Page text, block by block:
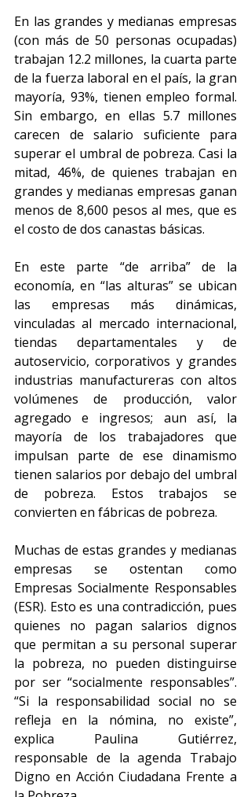
En las grandes y medianas empresas
(con más de 50 personas ocupadas)
trabajan 12.2 millones, la cuarta parte
de la fuerza laboral en el país, la gran
mayoría, 93%, tienen empleo formal.
Sin embargo, en ellas 5.7 millones
carecen de salario suficiente para
superar el umbral de pobreza. Casi la
mitad, 46%, de quienes trabajan en
grandes y medianas empresas ganan
menos de 8,600 pesos al mes, que es
el costo de dos canastas básicas.
En este parte “de arriba” de la
economía, en “las alturas” se ubican
las empresas más dinámicas,
vinculadas al mercado internacional,
tiendas departamentales y de
autoservicio, corporativos y grandes
industrias manufactureras con altos
volúmenes de producción, valor
agregado e ingresos; aun así, la
mayoría de los trabajadores que
impulsan parte de ese dinamismo
tienen salarios por debajo del umbral
de pobreza. Estos trabajos se
convierten en fábricas de pobreza.
Muchas de estas grandes y medianas
empresas se ostentan como
Empresas Socialmente Responsables
(ESR). Esto es una contradicción, pues
quienes no pagan salarios dignos
que permitan a su personal superar
la pobreza, no pueden distinguirse
por ser “socialmente responsables”.
“Si la responsabilidad social no se
refleja en la nómina, no existe”,
explica Paulina Gutiérrez,
responsable de la agenda Trabajo
Digno en Acción Ciudadana Frente a